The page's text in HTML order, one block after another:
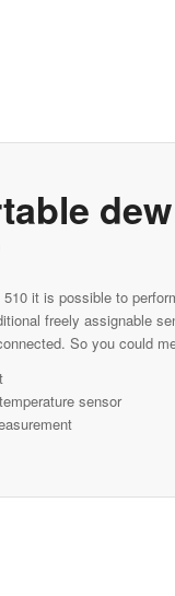
it is possible to
freely assignable
So you could
sensor